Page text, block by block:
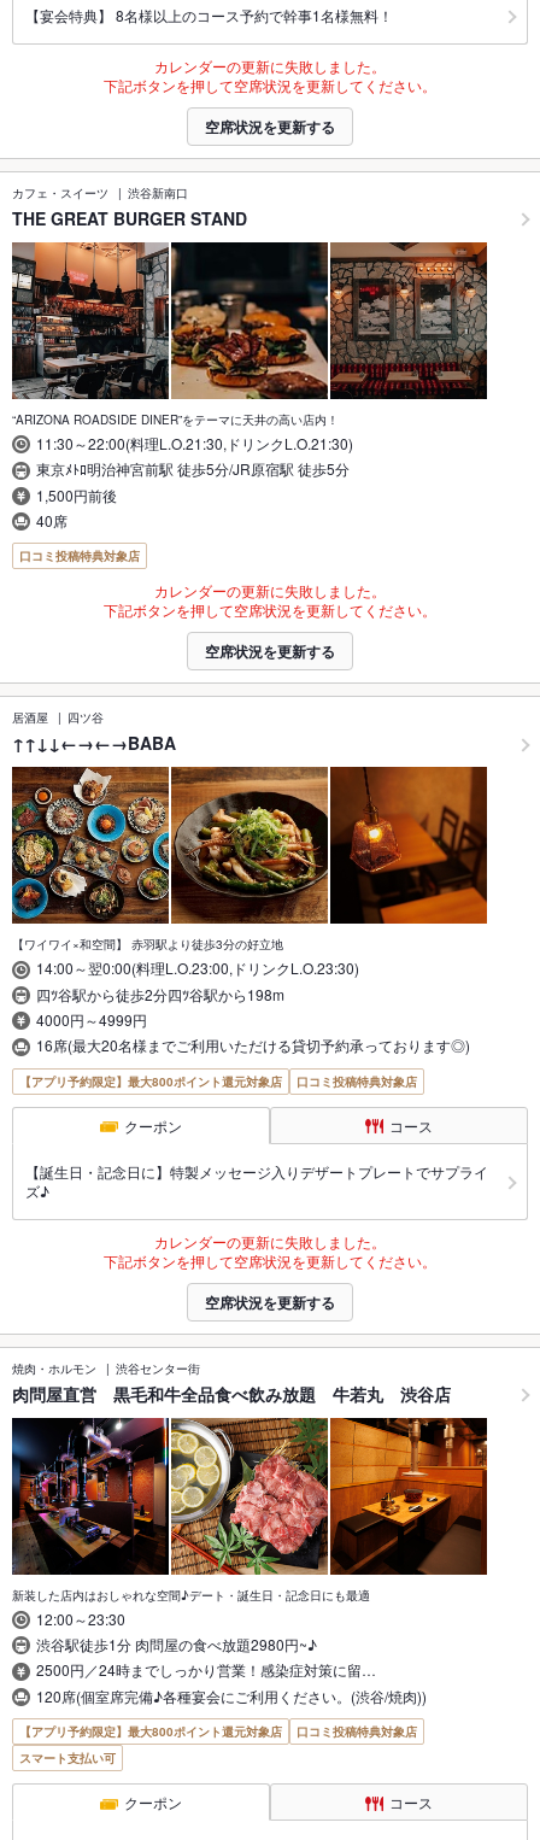
【宴会特典】 8名様以上のコース予約で幹事1名様無料！
カレンダーの更新に失敗しました。
下記ボタンを押して空席状況を更新してください。
空席状況を更新する
カフェ・スイーツ 渋谷新南口
THE GREAT BURGER STAND
“ARIZONA ROADSIDE DINER”をテーマに天井の高い店内！
11:30～22:00(料理L.O.21:30,ドリンクL.O.21:30)
東京ﾒﾄﾛ明治神宮前駅 徒歩5分/JR原宿駅 徒歩5分
1,500円前後
40席
口コミ投稿特典対象店
カレンダーの更新に失敗しました。
下記ボタンを押して空席状況を更新してください。
空席状況を更新する
居酒屋 四ツ谷
↑↑↓↓←→←→BABA
【ワイワイ×和空間】 赤羽駅より徒歩3分の好立地
14:00～翌0:00(料理L.O.23:00,ドリンクL.O.23:30)
四ﾂ谷駅から徒歩2分四ﾂ谷駅から198m
4000円～4999円
16席(最大20名様までご利用いただける貸切予約承っております◎)
【アプリ予約限定】最大800ポイント還元対象店 口コミ投稿特典対象店
クーポン コース
【誕生日・記念日に】特製メッセージ入りデザートプレートでサプライ
ズ♪
カレンダーの更新に失敗しました。
下記ボタンを押して空席状況を更新してください。
空席状況を更新する
焼肉・ホルモン 渋谷センター街
肉問屋直営 黒毛和牛全品食べ飲み放題 牛若丸 渋谷店
新装した店内はおしゃれな空間♪デート・誕生日・記念日にも最適
12:00～23:30
渋谷駅徒歩1分 肉問屋の食べ放題2980円~♪
2500円／24時までしっかり営業！感染症対策に留…
120席(個室席完備♪各種宴会にご利用ください。(渋谷/焼肉))
【アプリ予約限定】最大800ポイント還元対象店
口コミ投稿特典対象店
スマート支払い可
クーポン コース